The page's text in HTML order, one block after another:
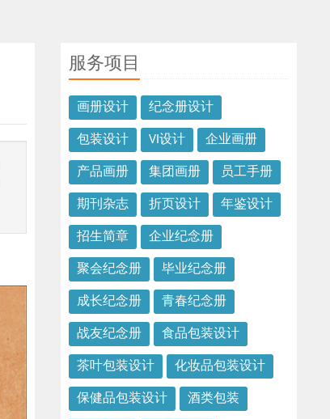
服务项目
画册设计 纪念册设计
包装设计 VI设计 企业画册
产品画册 集团画册 员工手册
期刊杂志 折页设计 年鉴设计
招生简章 企业纪念册
聚会纪念册 毕业纪念册
成长纪念册 青春纪念册
战友纪念册 食品包装设计
茶叶包装设计 化妆品包装设计
保健品包装设计 酒类包装